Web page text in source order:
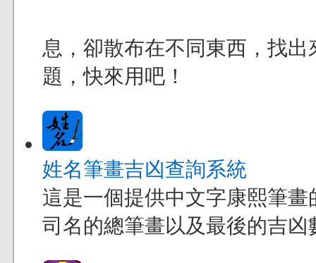
息，卻散布在不同東西，找
題，快來用吧！
姓名筆畫吉凶查詢系統
這是一個提供中文字康熙筆
司名的總筆畫以及最後的吉